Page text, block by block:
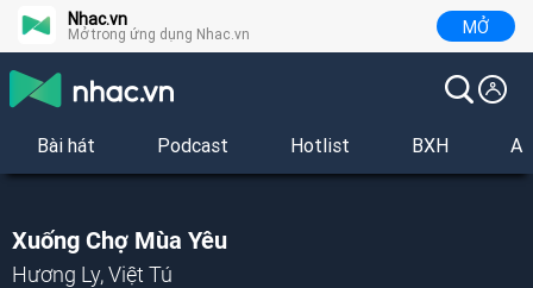
Nhac.vn
Mở trong ứng dụng Nhac.vn MỞ
Bài hát Podcast Hotlist BXH
Xuống Chợ Mùa Yêu
Hương Ly, Việt Tú